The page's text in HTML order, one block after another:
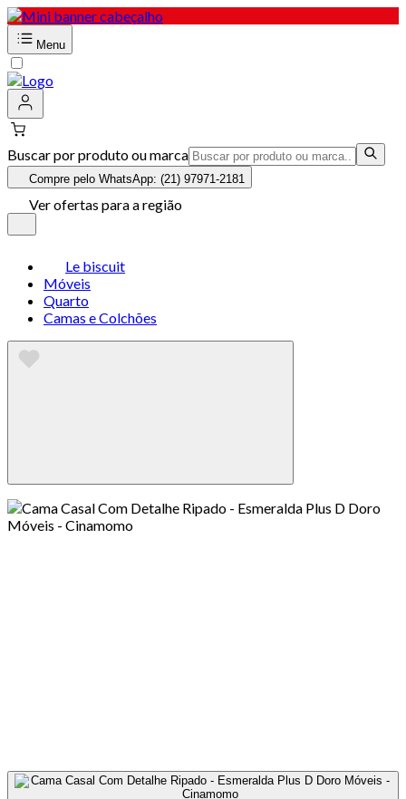
Menu
Buscar por produto ou marca
Compre pelo WhatsApp: (21) 97971-2181
Ver ofertas para a região
Le biscuit
Móveis
Quarto
Camas e Colchões